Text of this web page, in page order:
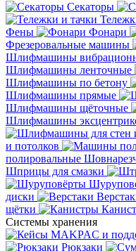
Секаторы
Фены
Фонари
Фрезеровальные машины
Шлифмашины
Шлифмашины ленточные
Шлифмашины по бетону
Шлифмашины прямые
Шлифмашины щёточные
Шлифмашины
и потолков
полировальные
Шприцы для смазки
диски
щётки
Системы хранения
Рюкзаки